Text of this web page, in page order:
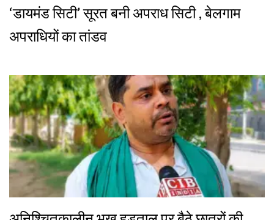
‘डायमंड सिटी’ सूरत बनी अपराध सिटी , बेलगाम
अपराधियों का तांडव